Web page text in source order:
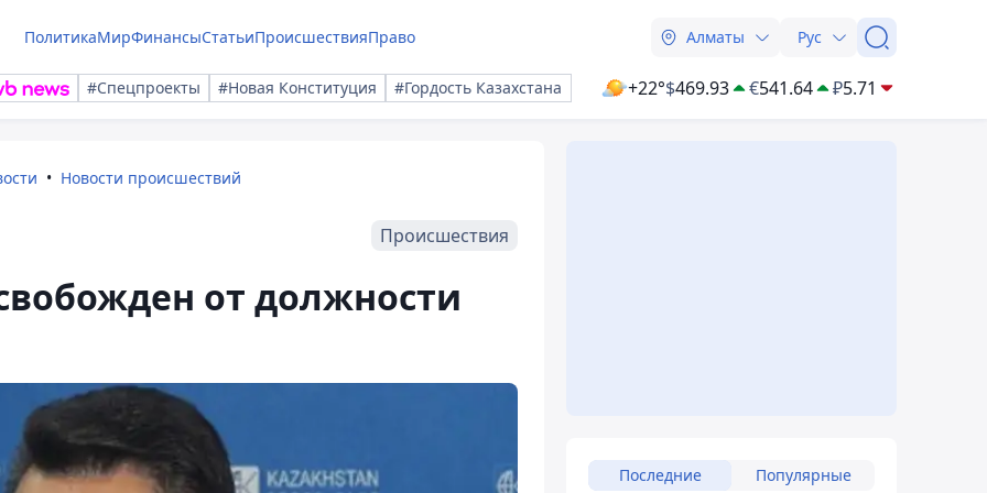
ПолитикаМирФинансыСтатьиПроисшествияПраво Алматы Рус
#Спецпроекты #Новая Конституция #Гордость Казахстана +22°$469.93 €541.64 ₽5.71
Новости происшествий
Происшествия
от должности
Последние Популярные